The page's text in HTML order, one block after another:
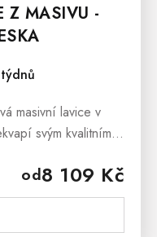
Z MASIVU -
od8 109 Kč
masivní lavice v
svým kvalitním
bukového...